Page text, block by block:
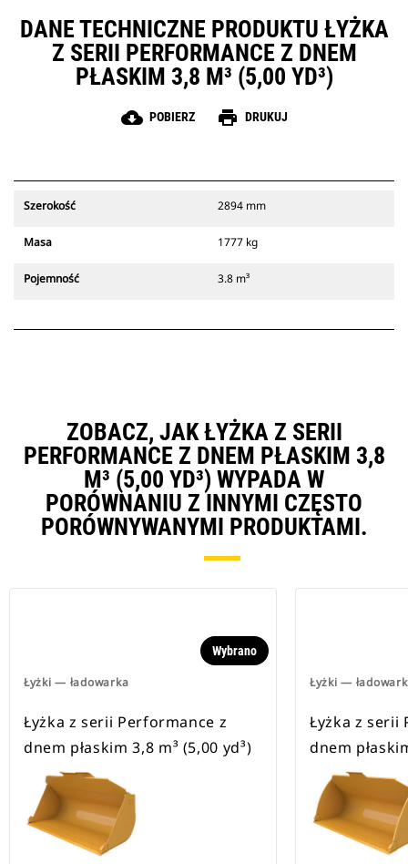
DANE TECHNICZNE PRODUKTU ŁYŻKA
Z SERII PERFORMANCE Z DNEM
PŁASKIM 3,8 M³ (5,00 YD³)
cloud_download POBIERZ print DRUKUJ
Szerokość 2894 mm
Masa 1777 kg
Pojemność 3.8 m³
ZOBACZ, JAK ŁYŻKA Z SERII
PERFORMANCE Z DNEM PŁASKIM 3,8
M³ (5,00 YD³) WYPADA W
PORÓWNANIU Z INNYMI CZĘSTO
PORÓWNYWANYMI PRODUKTAMI.
Łyżki — ładowarka
Wybrano
Łyżka z serii Performance z
dnem płaskim 3,8 m³ (5,00 yd³)
Łyżki —
Łyżka z serii
dnem